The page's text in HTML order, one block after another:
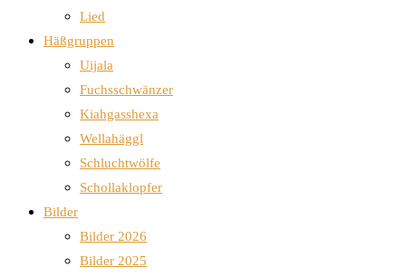
Lied
Häßgruppen
Uijala
Fuchsschwänzer
Kiahgasshexa
Wellahäggl
Schluchtwölfe
Schollaklopfer
Bilder
Bilder 2026
Bilder 2025